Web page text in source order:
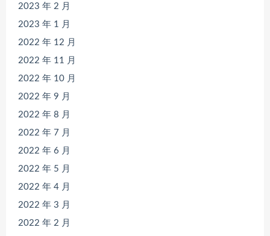
2023 年 2 月
2023 年 1 月
2022 年 12 月
2022 年 11 月
2022 年 10 月
2022 年 9 月
2022 年 8 月
2022 年 7 月
2022 年 6 月
2022 年 5 月
2022 年 4 月
2022 年 3 月
2022 年 2 月